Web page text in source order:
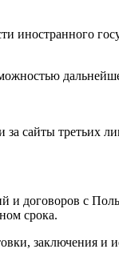
иностранного
за сайты третьих
и договоров с
срока.
заключения и